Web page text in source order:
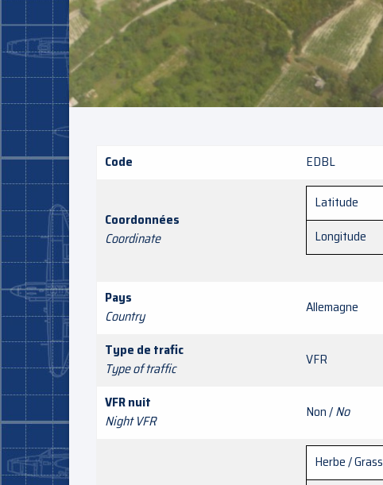
Code
EDBL
Coordonnées
Coordinate
Latitude
Longitude
Pays
Country
Allemagne
Type de trafic
Type of traffic
VFR
VFR nuit
Night VFR
Non /No
Herbe / Grass